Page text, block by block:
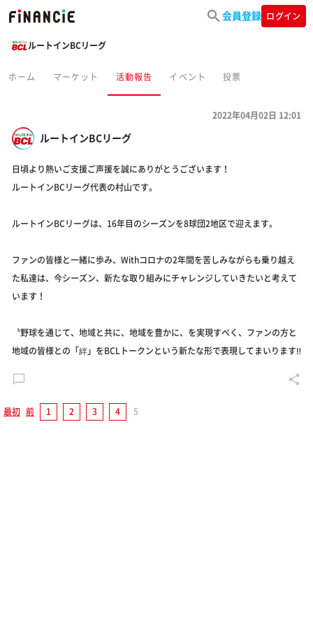
会員登録 ログイン
ルートインBCリーグ
ホーム マーケット 活動報告 イベント 投票
ルートインBCリーグ
2022年04月02日 12:01
日頃より熱いご支援ご声援を誠にありがとうございます！
ルートインBCリーグ代表の村山です。
ルートインBCリーグは、16年目のシーズンを8球団2地区で迎えます。
ファンの皆様と一緒に歩み、Withコロナの2年間を苦しみながらも乗り越え
た私達は、今シーズン、新たな取り組みにチャレンジしていきたいと考えて
います！
〝野球を通じて、地域と共に、地域を豊かに、を実現すべく、ファンの方と
地域の皆様との「絆」をBCLトークンという新たな形で表現してまいります‼️
最初 前 1 2 3 4 5